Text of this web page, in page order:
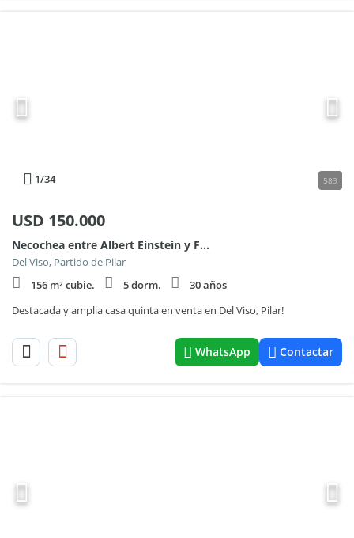
1/34 583
USD 150.000
Necochea entre Albert Einstein y Florida al 1400
Del Viso, Partido de Pilar
156 m² cubie.
5 dorm.
30 años
Destacada y amplia casa quinta en venta en Del Viso, Pilar!
WhatsApp Contactar